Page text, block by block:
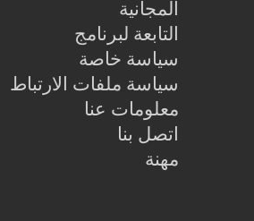
المجانية
التابعة لبرنامج
سياسة خاصة
سياسة ملفات الارتباط
معلومات عنا
اتصل بنا
مهنة